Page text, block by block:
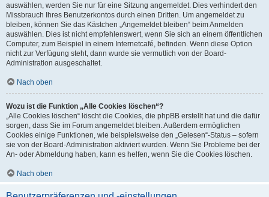
auswählen, werden Sie nur für eine Sitzung angemeldet. Dies verhindert den
Missbrauch Ihres Benutzerkontos durch einen Dritten. Um angemeldet zu
bleiben, können Sie das Kästchen „Angemeldet bleiben“ beim Anmelden
auswählen. Dies ist nicht empfehlenswert, wenn Sie sich an einem öffentlichen
Computer, zum Beispiel in einem Internetcafé, befinden. Wenn diese Option
nicht zur Verfügung steht, dann wurde sie vermutlich von der Board-
Administration ausgeschaltet.
Nach oben
Wozu ist die Funktion „Alle Cookies löschen“?
„Alle Cookies löschen“ löscht die Cookies, die phpBB erstellt hat und die dafür
sorgen, dass Sie im Forum angemeldet bleiben. Außerdem ermöglichen
Cookies einige Funktionen, wie beispielsweise den „Gelesen“-Status – sofern
sie von der Board-Administration aktiviert wurden. Wenn Sie Probleme bei der
An- oder Abmeldung haben, kann es helfen, wenn Sie die Cookies löschen.
Nach oben